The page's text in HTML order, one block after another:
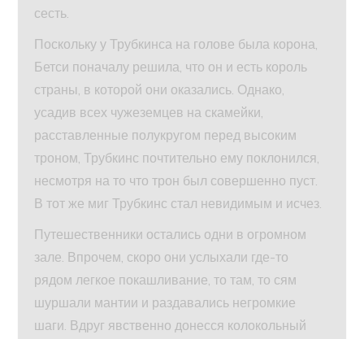
сесть.
Поскольку у Трубкинса на голове была корона,
Бетси поначалу решила, что он и есть король
страны, в которой они оказались. Однако,
усадив всех чужеземцев на скамейки,
расставленные полукругом перед высоким
троном, Трубкинс почтительно ему поклонился,
несмотря на то что трон был совершенно пуст.
В тот же миг Трубкинс стал невидимым и исчез.
Путешественники остались одни в огромном
зале. Впрочем, скоро они услыхали где-то
рядом легкое покашливание, то там, то сям
шуршали мантии и раздавались негромкие
шаги. Вдруг явственно донесся колокольный